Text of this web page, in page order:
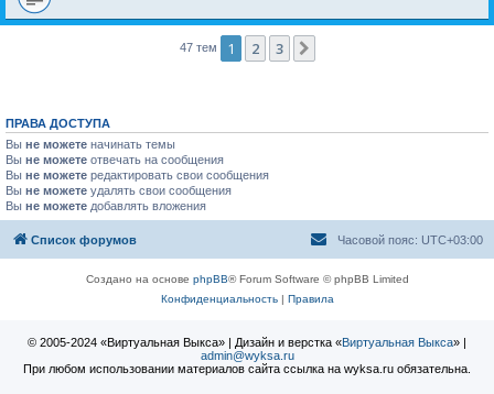
47 тем 1 2 3
ПРАВА ДОСТУПА
Вы не можете начинать темы
Вы не можете отвечать на сообщения
Вы не можете редактировать свои сообщения
Вы не можете удалять свои сообщения
Вы не можете добавлять вложения
Список форумов Часовой пояс: UTC+03:00
Создано на основе phpBB® Forum Software © phpBB Limited
Конфиденциальность| Правила
© 2005-2024 «Виртуальная Выкса» | Дизайн и верстка «Виртуальная Выкса» |
admin@wyksa.ru
При любом использовании материалов сайта ссылка на wyksa.ru обязательна.